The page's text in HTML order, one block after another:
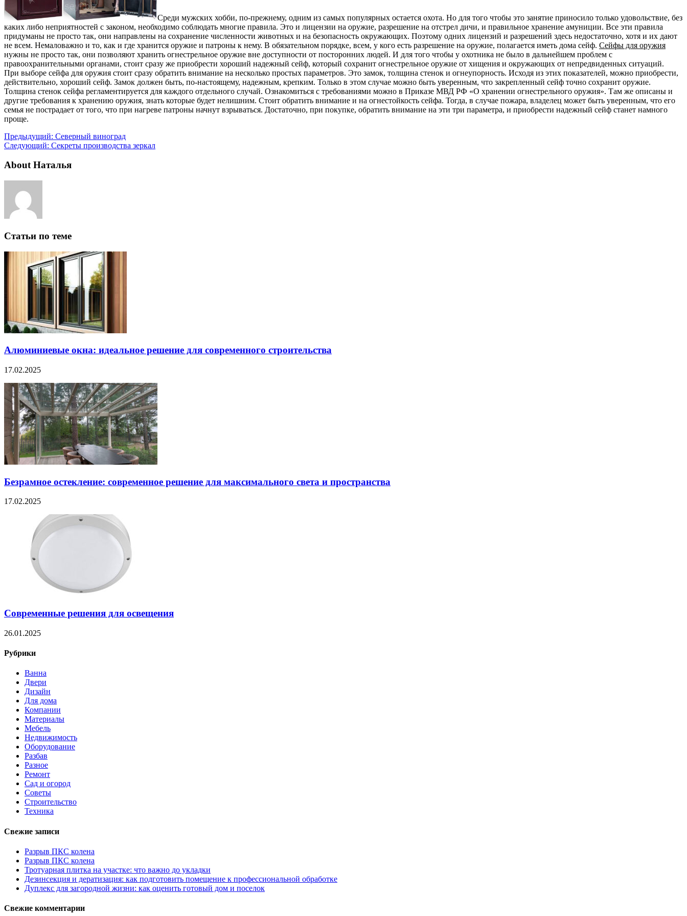
Среди мужских хобби, по-прежнему, одним из самых популярных остается охота. Но для того чтобы это занятие приносило только удовольствие, без
каких либо неприятностей с законом, необходимо соблюдать многие правила. Это и лицензии на оружие, разрешение на отстрел дичи, и правильное хранение амуниции. Все эти правила
придуманы не просто так, они направлены на сохранение численности животных и на безопасность окружающих. Поэтому одних лицензий и разрешений здесь недостаточно, хотя и их дают
не всем. Немаловажно и то, как и где хранится оружие и патроны к нему. В обязательном порядке, всем, у кого есть разрешение на оружие, полагается иметь дома сейф. Сейфы для оружия
нужны не просто так, они позволяют хранить огнестрельное оружие вне доступности от посторонних людей. И для того чтобы у охотника не было в дальнейшем проблем с
правоохранительными органами, стоит сразу же приобрести хороший надежный сейф, который сохранит огнестрельное оружие от хищения и окружающих от непредвиденных ситуаций.
При выборе сейфа для оружия стоит сразу обратить внимание на несколько простых параметров. Это замок, толщина стенок и огнеупорность. Исходя из этих показателей, можно приобрести,
действительно, хороший сейф. Замок должен быть, по-настоящему, надежным, крепким. Только в этом случае можно быть уверенным, что закрепленный сейф точно сохранит оружие.
Толщина стенок сейфа регламентируется для каждого отдельного случай. Ознакомиться с требованиями можно в Приказе МВД РФ «О хранении огнестрельного оружия». Там же описаны и
другие требования к хранению оружия, знать которые будет нелишним. Стоит обратить внимание и на огнестойкость сейфа. Тогда, в случае пожара, владелец может быть уверенным, что его
семья не пострадает от того, что при нагреве патроны начнут взрываться. Достаточно, при покупке, обратить внимание на эти три параметра, и приобрести надежный сейф станет намного
проще.
Предыдущий: Северный виноград
Следующий: Секреты производства зеркал
About Наталья
Статьи по теме
Алюминиевые окна: идеальное решение для современного строительства
17.02.2025
Безрамное остекление: современное решение для максимального света и пространства
17.02.2025
Современные решения для освещения
26.01.2025
Рубрики
Ванна
Двери
Дизайн
Для дома
Компании
Материалы
Мебель
Недвижимость
Оборудование
Разбав
Разное
Ремонт
Сад и огород
Советы
Строительство
Техника
Свежие записи
Разрыв ПКС колена
Разрыв ПКС колена
Тротуарная плитка на участке: что важно до укладки
Дезинсекция и дератизация: как подготовить помещение к профессиональной обработке
Дуплекс для загородной жизни: как оценить готовый дом и поселок
Свежие комментарии